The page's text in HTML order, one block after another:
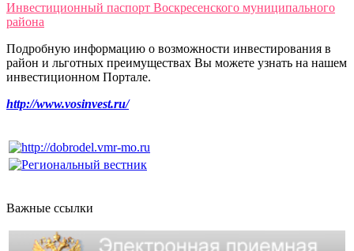
Инвестиционный паспорт Воскресенского муниципального
района
Подробную информацию о возможности инвестирования в
район и льготных преимуществах Вы можете узнать на нашем
инвестиционном Портале.
http://www.vosinvest.ru/
Важные ссылки